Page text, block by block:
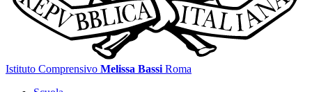
Istituto Comprensivo Melissa Bassi Roma